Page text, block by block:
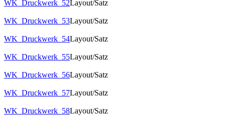
WK_Druckwerk_52Layout/Satz
WK_Druckwerk_53Layout/Satz
WK_Druckwerk_54Layout/Satz
WK_Druckwerk_55Layout/Satz
WK_Druckwerk_56Layout/Satz
WK_Druckwerk_57Layout/Satz
WK_Druckwerk_58Layout/Satz